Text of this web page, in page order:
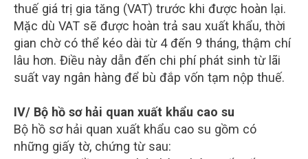
thuế giá trị gia tăng (VAT) trước khi được hoàn lại.
Mặc dù VAT sẽ được hoàn trả sau xuất khẩu, thời
gian chờ có thể kéo dài từ 4 đến 9 tháng, thậm chí
lâu hơn. Điều này dẫn đến chi phí phát sinh từ lãi
suất vay ngân hàng để bù đắp vốn tạm nộp thuế.
IV/ Bộ hồ sơ hải quan xuất khẩu cao su
Bộ hồ sơ hải quan xuất khẩu cao su gồm có
những giấy tờ, chứng từ sau: